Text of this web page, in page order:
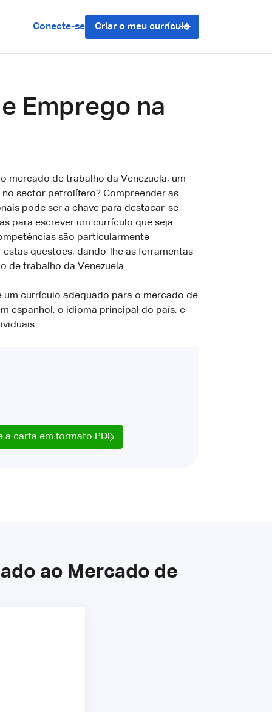
Conecte-se Criar o meu currículo
Emprego na
mercado de trabalho da Venezuela, um
sector petrolífero? Compreender as
pode ser a chave para destacar-se
para escrever um currículo que seja
são particularmente
questões, dando-lhe as ferramentas
de trabalho da Venezuela.
um currículo adequado para o mercado de
espanhol, o idioma principal do país, e
a carta em formato PDF
ao Mercado de